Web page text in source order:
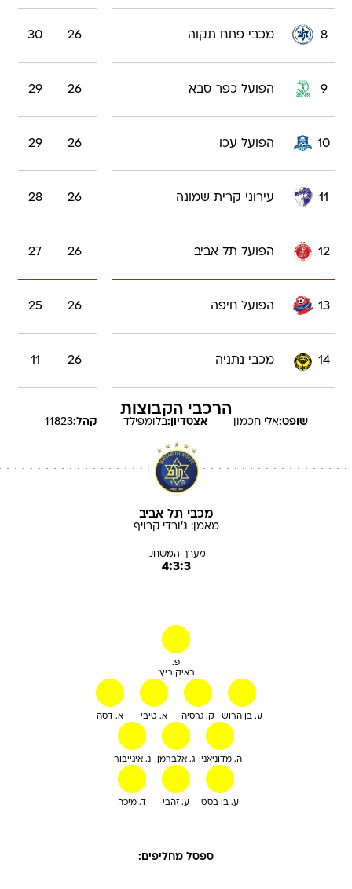
8 מכבי פתח תקוה 26
30
9 הפועל כפר סבא 26
29
10 הפועל עכו 26
29
11 עירוני קרית שמונה 26
28
12 הפועל תל אביב 26
27
13 הפועל חיפה 26
25
14 מכבי נתניה 26
11
הרכבי הקבוצות
שופט:אלי חכמון אצטדיון:בלומפילד קהל:11823
מכבי תל אביב
מאמן: ג'ורדי קרויף
מערך המשחק
4:3:3
פ.
ראיקוביץ'
א. דסה א. טיבי ק. גרסיה ע. בן הרוש
נ. איגייבור ג. אלברמן ה. מדוניאנין
ד. מיכה ע. זהבי ע. בן בסט
ספסל מחליפים: